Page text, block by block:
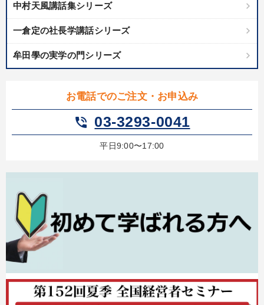
中村天風講話集シリーズ
一倉定の社長学講話シリーズ
牟田學の実学の門シリーズ
お電話でのご注文・お申込み
phone_in_talk 03-3293-0041
平日9:00〜17:00